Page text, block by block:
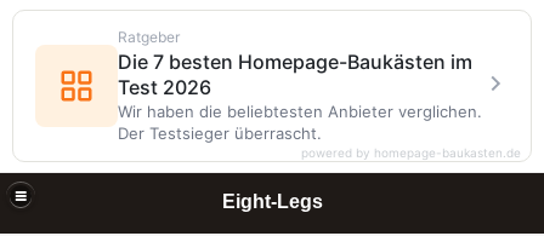
Eight-Legs
Ratgeber
Die 7 besten Homepage-Baukästen im
Test 2026
Wir haben die beliebtesten Anbieter verglichen.
Der Testsieger überrascht.
powered by homepage-baukasten.de